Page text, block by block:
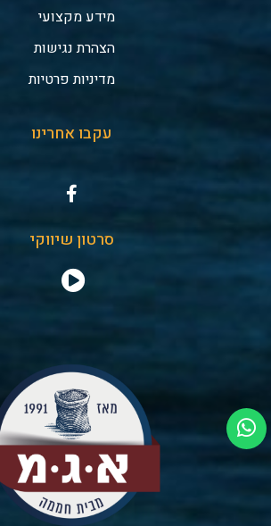
מידע מקצועי
הצהרת נגישות
מדיניות פרטיות
עקבו אחרינו
סרטון שיווקי